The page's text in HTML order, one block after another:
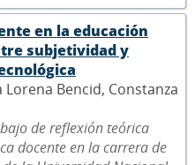
en la educación
subjetividad y
Bencid, Constanza
de reflexión teórica
docente en la carrera de